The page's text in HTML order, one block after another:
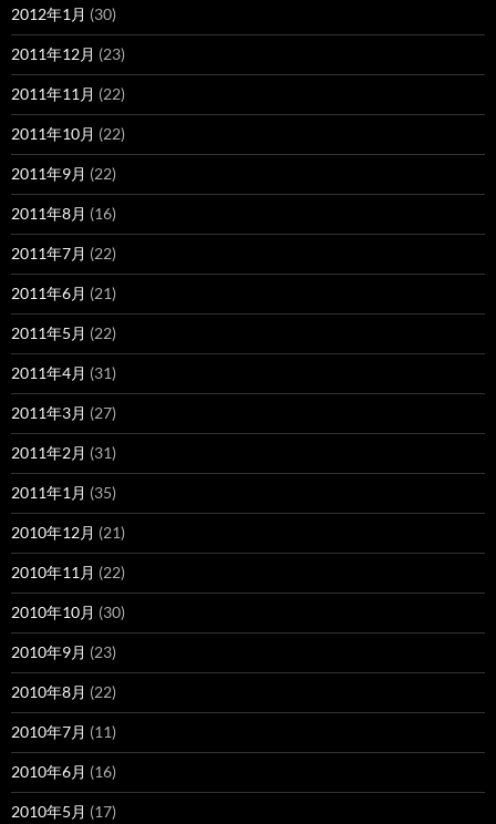
2012年1月 (30)
2011年12月 (23)
2011年11月 (22)
2011年10月 (22)
2011年9月 (22)
2011年8月 (16)
2011年7月 (22)
2011年6月 (21)
2011年5月 (22)
2011年4月 (31)
2011年3月 (27)
2011年2月 (31)
2011年1月 (35)
2010年12月 (21)
2010年11月 (22)
2010年10月 (30)
2010年9月 (23)
2010年8月 (22)
2010年7月 (11)
2010年6月 (16)
2010年5月 (17)